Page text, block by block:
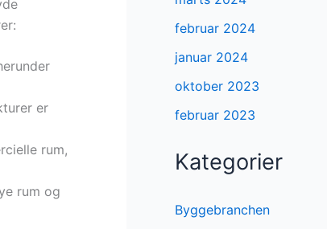
er
rum,
rum og
februar 2024
januar 2024
oktober 2023
februar 2023
Kategorier
Byggebranchen